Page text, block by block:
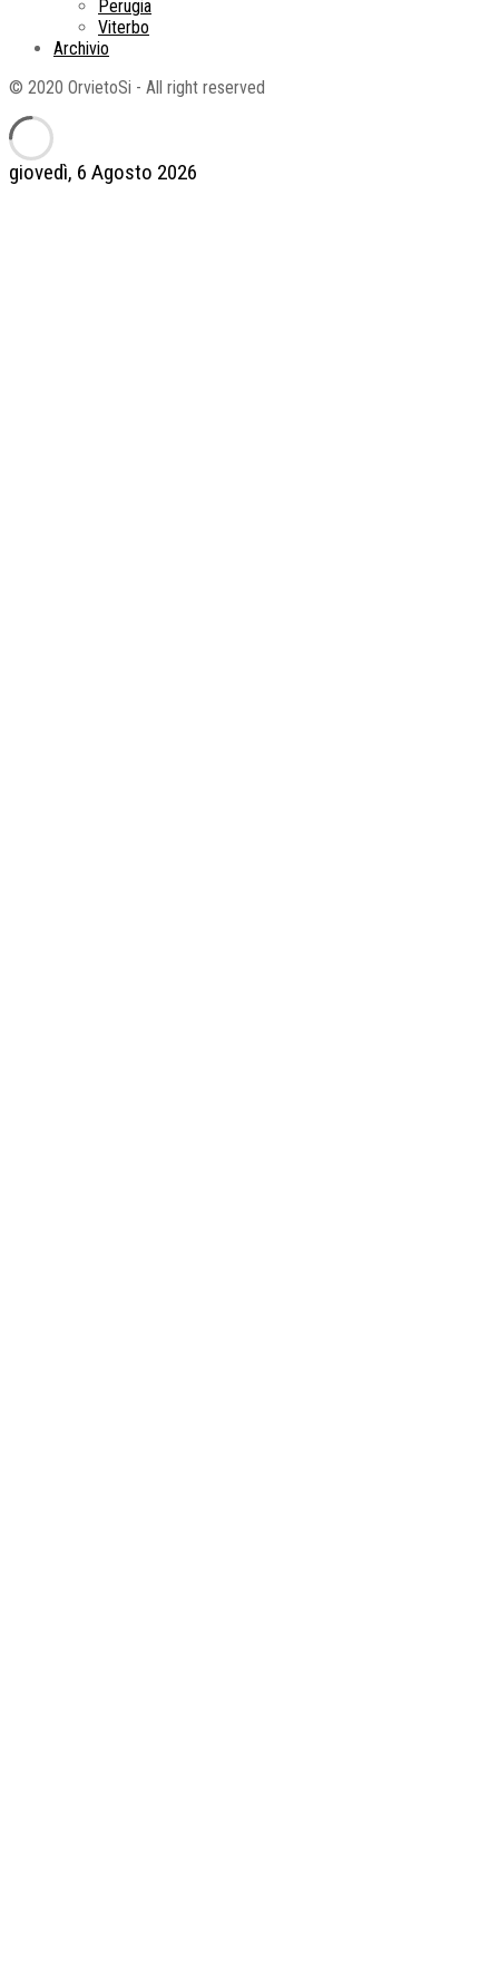
giovedì, 6 Agosto 2026
Perugia
Viterbo
Archivio
© 2020 OrvietoSi - All right reserved